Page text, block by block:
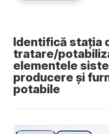
Identifică stația
tratare/
elementele
producere și
potabile